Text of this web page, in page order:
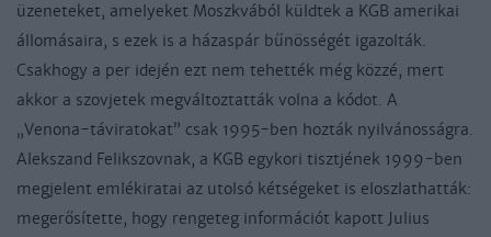
üzeneteket, amelyeket Moszkvából küldtek a KGB amerikai
állomásaira, s ezek is a házaspár bűnösségét igazolták.
Csakhogy a per idején ezt nem tehették még közzé, mert
akkor a szovjetek megváltoztatták volna a kódot. A
„Venona-táviratokat” csak 1995-ben hozták nyilvánosságra.
Alekszand Felikszovnak, a KGB egykori tisztjének 1999-ben
megjelent emlékiratai az utolsó kétségeket is eloszlathatták:
megerősítette, hogy rengeteg információt kapott Julius